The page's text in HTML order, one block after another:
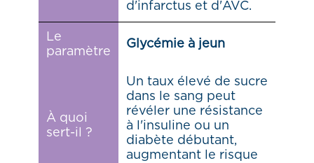
d'infarctus et d'AVC.
Le
paramètre
Glycémie à jeun
À quoi
sert-il ?
Un taux élevé de sucre
dans le sang peut
révéler une résistance
à l'insuline ou un
diabète débutant,
augmentant le risque